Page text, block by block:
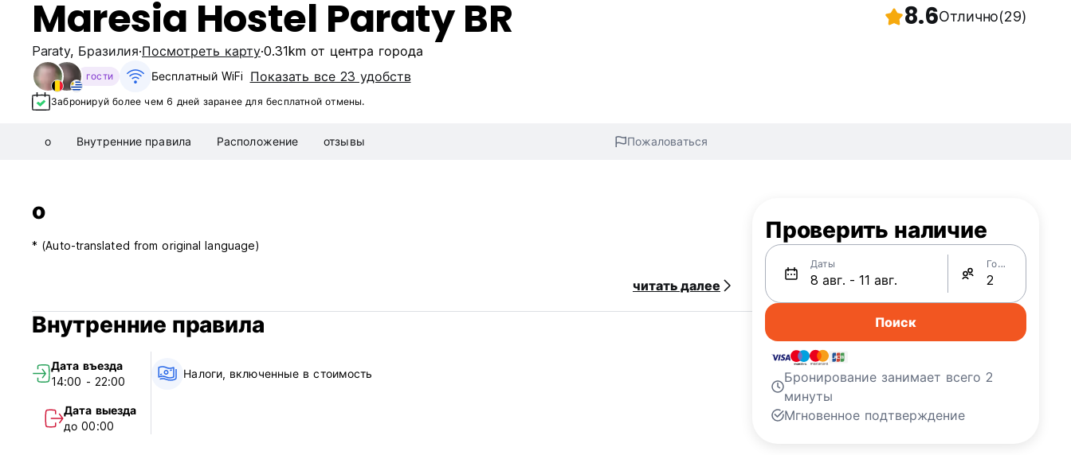
Maresia Hostel Paraty BR 8.6Отлично(29)
Paraty, Бразилия Посмотреть карту 0.31km от центра города
гости Бесплатный WiFi Показать все 23 удобств
Забронируй более чем 6 дней заранее для бесплатной отмены.
о Внутренние правила Расположение отзывы Пожаловаться
о
* (Auto-translated from original language)
читать далее
Внутренние правила
Дата въезда
14:00 - 22:00
Дата выезда
до 00:00
Налоги, включенные в стоимость
Проверить наличие
Даты Гости
Поиск
Бронирование занимает всего 2
минуты
Мгновенное подтверждение